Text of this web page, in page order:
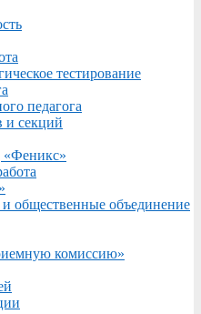
тестирование
педагога
и секций
«Феникс»
и общественные объединение
комиссию»